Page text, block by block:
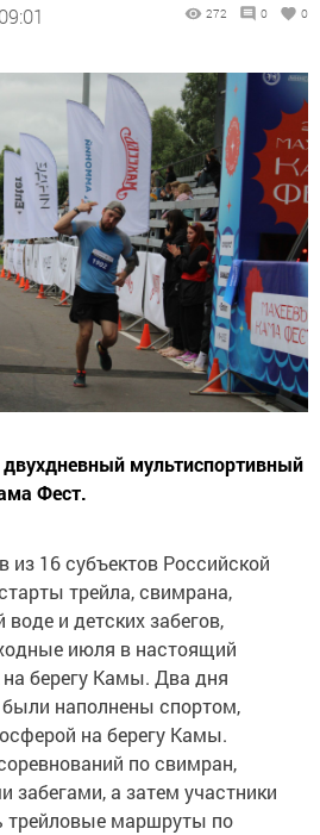
272 0 0
мультиспортивный
Фест.
из 16 субъектов Российской
трейла, свимрана,
и детских забегов,
июля в настоящий
берегу Камы. Два дня
наполнены спортом,
на берегу Камы.
по свимран,
забегами, а затем участники
трейловые маршруты по